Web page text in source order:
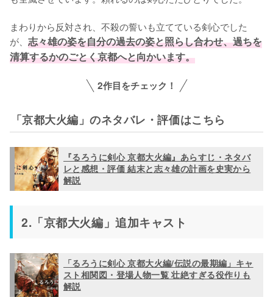
まわりから反対され、不殺の誓いも立てている剣心でした
が、 志々雄の姿を自分の過去の姿と照らし合わせ、過ちを
清算するかのごとく京都へと向かいます。
2作目をチェック！
「京都大火編」のネタバレ・評価はこちら
『るろうに剣心 京都大火編』あらすじ・ネタバ
レと感想・評価 結末と志々雄の計画を史実から
解説
2.「京都大火編」追加キャスト
「るろうに剣心 京都大火編/伝説の最期編」キャ
スト相関図・登場人物一覧 壮絶すぎる役作りも
解説